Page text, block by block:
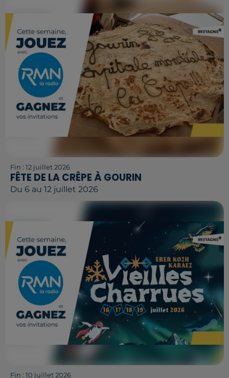
Fin : 12 juillet 2026
FÊTE DE LA CRÊPE À GOURIN
Du 6 au 12 juillet 2026
Fin : 10 juillet 2026